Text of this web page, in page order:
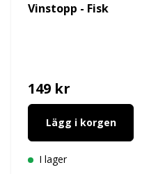
Vinstopp - Fisk
149 kr
Lägg i korgen
I lager